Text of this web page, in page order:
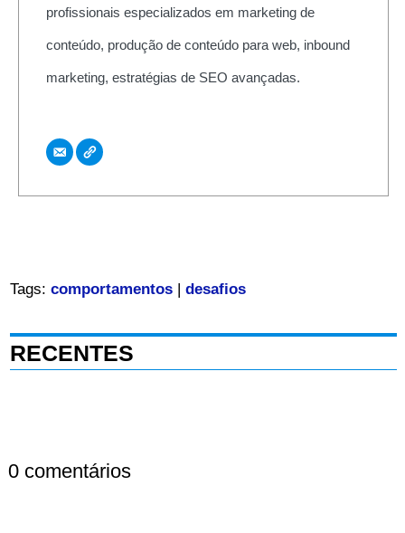
profissionais especializados em marketing de
conteúdo, produção de conteúdo para web, inbound
marketing, estratégias de SEO avançadas.
Tags: comportamentos| desafios
RECENTES
0 comentários